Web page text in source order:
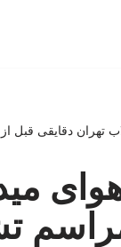
تهران دقایقی قبل